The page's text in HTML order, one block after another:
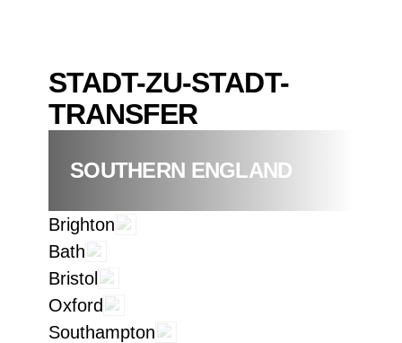
STADT-ZU-STADT-
TRANSFER
SOUTHERN ENGLAND
Brighton
Bath
Bristol
Oxford
Southampton